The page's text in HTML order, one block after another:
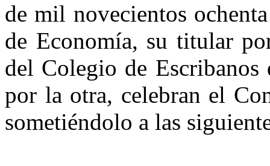
de mil novecientos
de Economía, su titular
del Colegio de
por la otra, celebran el
sometiéndolo a las